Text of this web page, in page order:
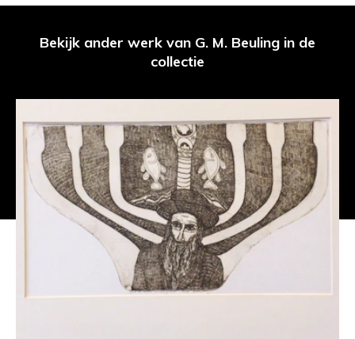
Bekijk ander werk van G. M. Beuling in de
collectie